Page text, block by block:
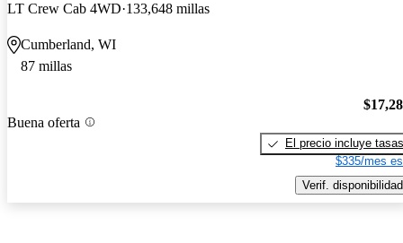
LT Crew Cab 4WD 133,648 millas
Cumberland, WI
87 millas
Buena oferta
El precio incluye tasas
$335/mes
Verif. disponibilidad